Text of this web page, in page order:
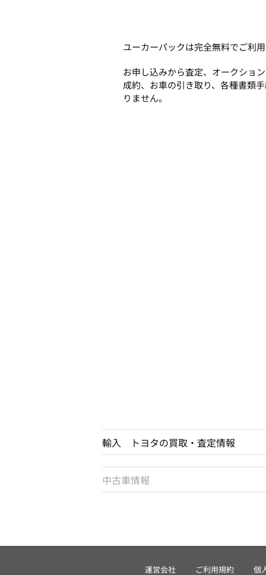
ユーカーパックは完全無料でご利
お申し込みから査定、オークショ
成約、お車の引き取り、各種書類
りません。
輸入 トヨタの買取・査定情報
中古車情報
運営会社 ご利用規約 個